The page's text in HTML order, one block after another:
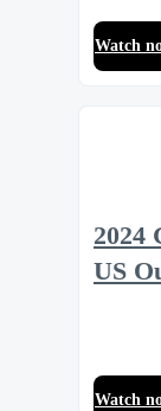
Watch
2024
US
Watch